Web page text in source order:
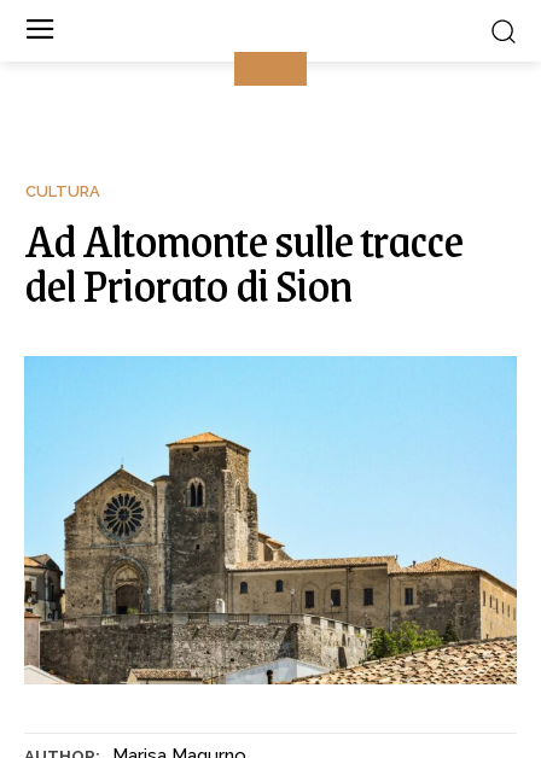
CULTURA
Ad Altomonte sulle tracce
del Priorato di Sion